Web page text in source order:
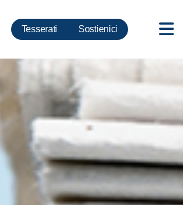
Tesserati Sostienici